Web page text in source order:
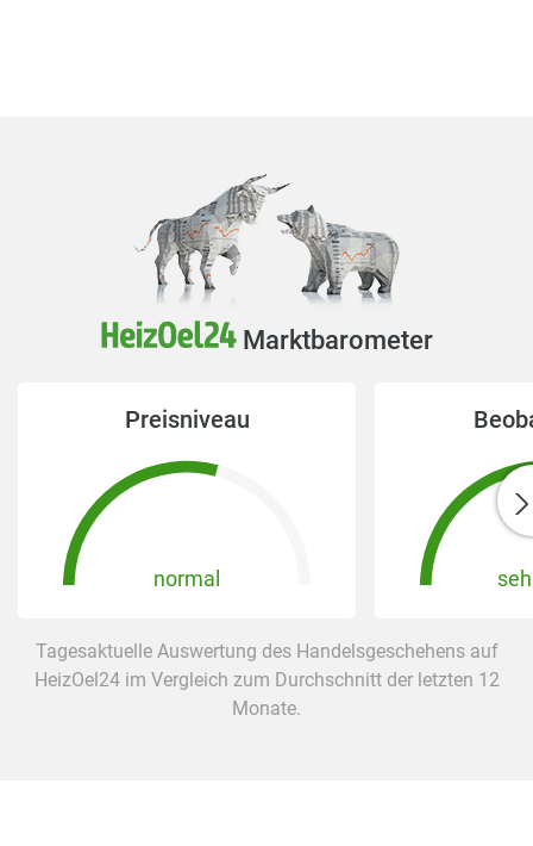
Marktbarometer
Preisniveau
normal
Tagesaktuelle Auswertung des Handelsgeschehens auf
HeizOel24 im Vergleich zum Durchschnitt der letzten 12
Monate.